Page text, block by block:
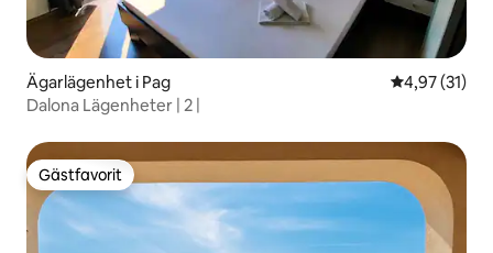
Ägarlägenhet i Pag 4,97 av 5 i
4,97 (31)
Dalona Lägenheter | 2 |
Gästfavorit
Gästfavorit